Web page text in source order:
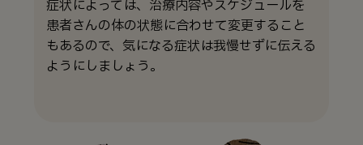
症状によっては、治療内容やスケジュールを
患者さんの体の状態に合わせて変更すること
もあるので、気になる症状は我慢せずに伝える
ようにしましょう。